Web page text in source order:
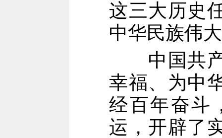
这三大历史
中华民族伟
中国共产
幸福、为中
经百年奋斗
运，开辟了